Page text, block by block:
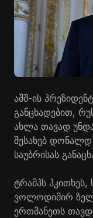
აშშ-ის
განცხადებით,
ახლა თავად უნდა
შესახებ
საუბრისას
ტრამპს
ვოლოდიმირ
ერთმანეთს